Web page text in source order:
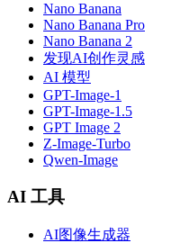
Nano Banana
Nano Banana Pro
Nano Banana 2
发现AI创作灵感
AI 模型
GPT-Image-1
GPT-Image-1.5
GPT Image 2
Z-Image-Turbo
Qwen-Image
AI 工具
AI图像生成器